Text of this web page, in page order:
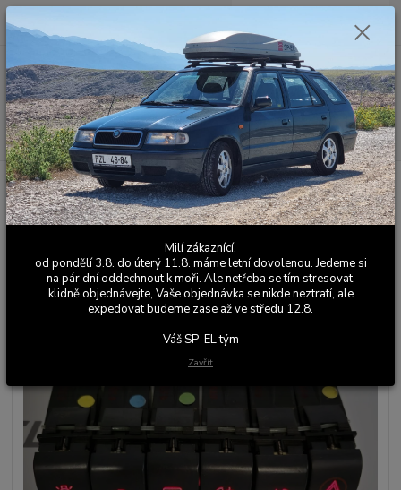
Menu
Hledat
Po - Pá 9:00 - 17:00
0,00 Kč
Úvod Ostatní elektronika Sada přesvícených LED tlačítek Felicia
Sada přesvícených LED tlačítek
Milí zákaznící,
od pondělí 3.8. do úterý 11.8. máme letní dovolenou. Jedeme si
na pár dní oddechnout k moři. Ale netřeba se tím stresovat,
klidně objednávejte, Vaše objednávka se nikde neztratí, ale
expedovat budeme zase až ve středu 12.8.
Váš SP-EL tým
Zavřít